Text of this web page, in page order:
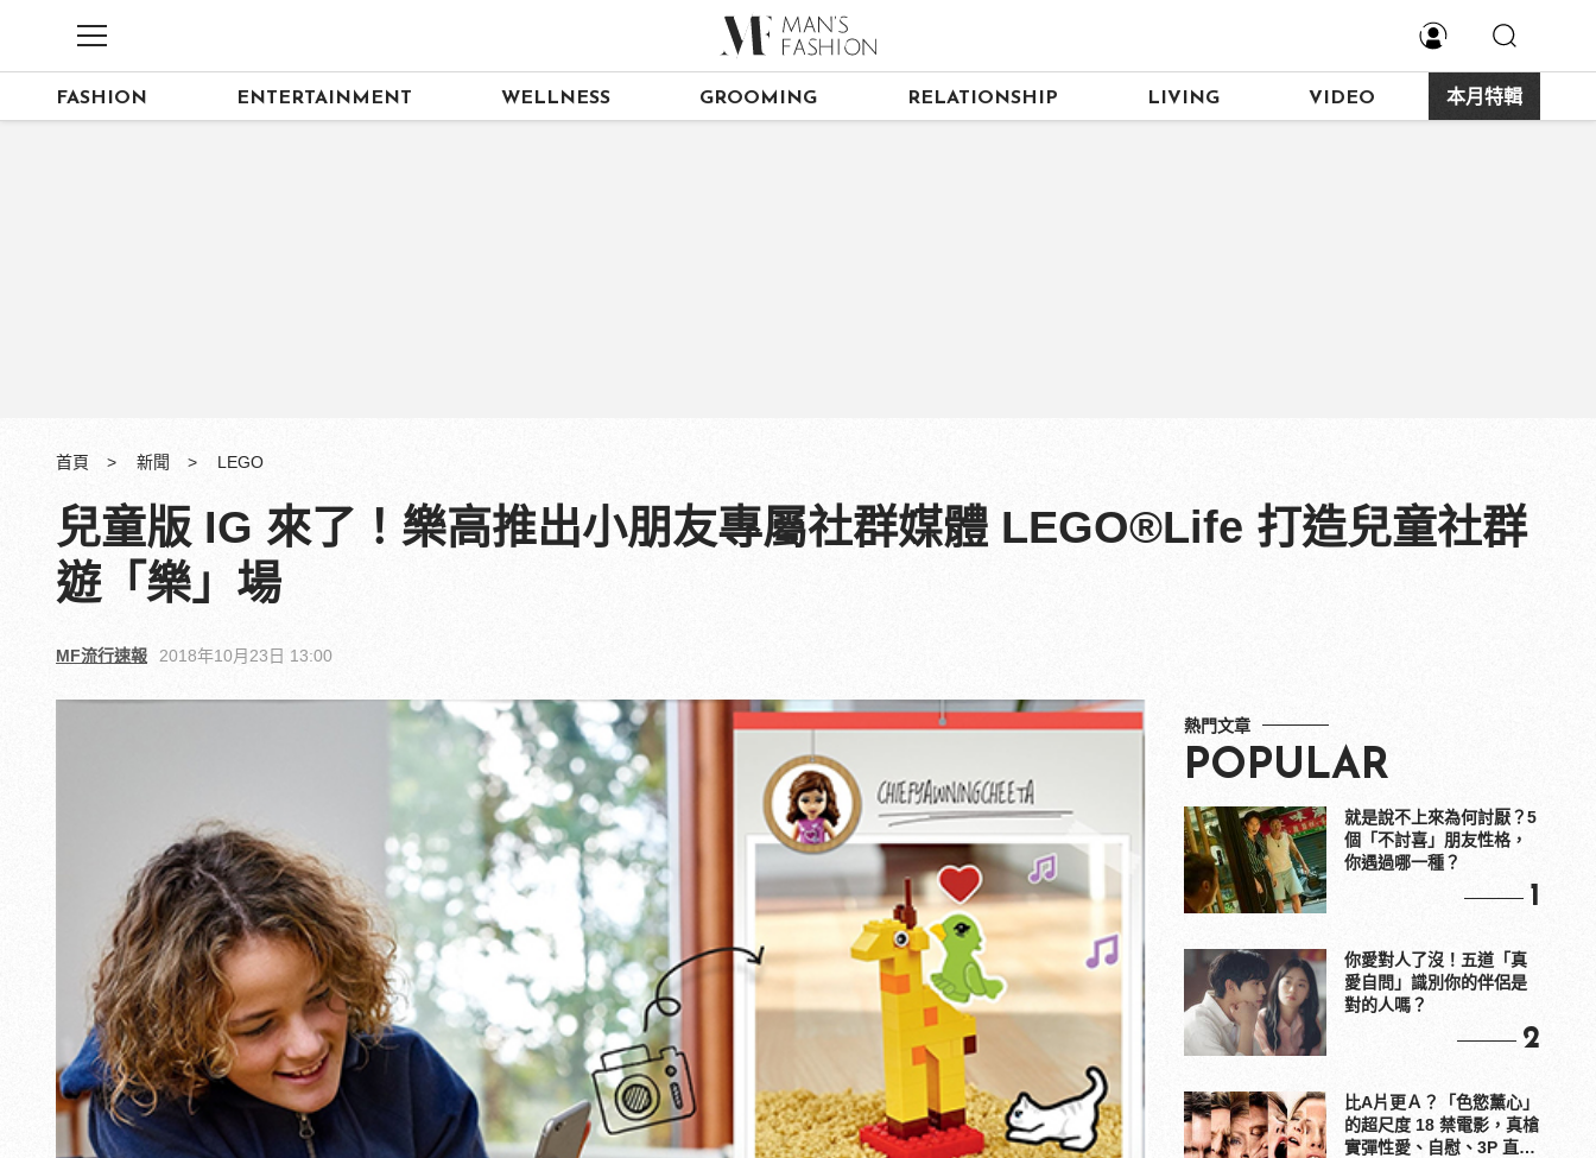
FASHION ENTERTAINMENT WELLNESS GROOMING RELATIONSHIP LIVING VIDEO 本月特輯
首頁 新聞 LEGO
兒童版 IG 來了！樂高推出小朋友專屬社群媒體 LEGO®Life 打造兒童社群
遊「樂」場
MF流行速報 2018年10月23日 13:00
熱門文章
POPULAR
就是說不上來為何討厭？5
個「不討喜」朋友性格，
你遇過哪一種？
1
你愛對人了沒！五道「真
愛自問」識別你的伴侶是
對的人嗎？
2
比A片更Ａ？「色慾薰心」
的超尺度 18 禁電影，真槍
實彈性愛、自慰、3P 直接